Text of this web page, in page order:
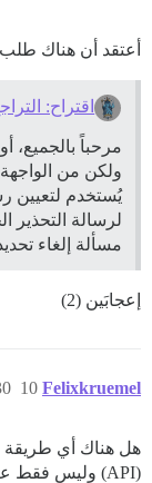
أعتقد أن هناك
اقتراح:
مرحباً بالجميع،
ولكن من
يُستخدم لتعيين
لرسالة التحذير
مسألة إلغاء
إعجابَين (2)
Felixkruemel 30 يناير 10
هل هناك أي طريقة
(API) وليس فقط عبر وحدة تحكم Rails؟